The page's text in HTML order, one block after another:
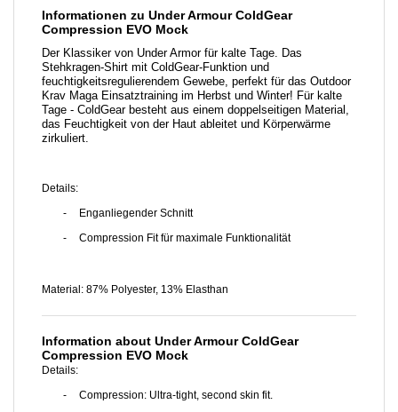
Informationen zu Under Armour ColdGear
Compression EVO Mock
Der Klassiker von Under Armor für kalte Tage. Das
Stehkragen-Shirt mit ColdGear-Funktion und
feuchtigkeitsregulierendem Gewebe, perfekt für das Outdoor
Krav Maga Einsatztraining im Herbst und Winter! Für kalte
Tage - ColdGear besteht aus einem doppelseitigen Material,
das Feuchtigkeit von der Haut ableitet und Körperwärme
zirkuliert.
Details:
-
Enganliegender Schnitt
-
Compression Fit für maximale Funktionalität
Material: 87% Polyester, 13% Elasthan
Information about Under Armour ColdGear
Compression EVO Mock
Details:
-
Compression: Ultra-tight, second skin fit.